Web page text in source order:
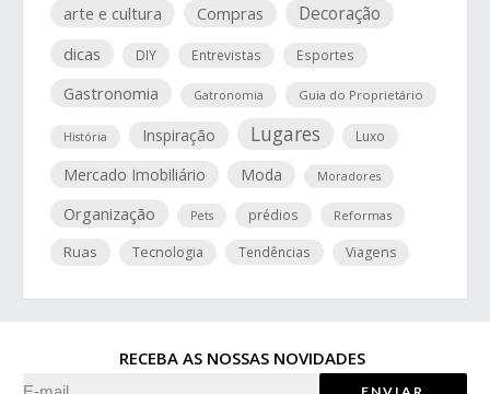
arte e cultura Compras Decoração
dicas DIY Entrevistas Esportes
Gastronomia Gatronomia Guia do Proprietário
História Inspiração Lugares Luxo
Mercado Imobiliário Moda Moradores
Organização Pets prédios Reformas
Ruas Tecnologia Tendências Viagens
RECEBA AS NOSSAS NOVIDADES